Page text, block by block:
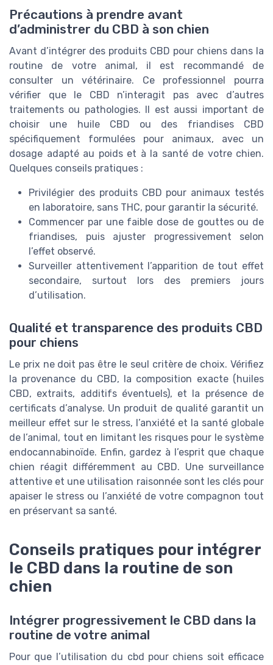
Précautions à prendre avant
d’administrer du CBD à son chien
Avant d’intégrer des produits CBD pour chiens dans la
routine de votre animal, il est recommandé de
consulter un vétérinaire. Ce professionnel pourra
vérifier que le CBD n’interagit pas avec d’autres
traitements ou pathologies. Il est aussi important de
choisir une huile CBD ou des friandises CBD
spécifiquement formulées pour animaux, avec un
dosage adapté au poids et à la santé de votre chien.
Quelques conseils pratiques :
Privilégier des produits CBD pour animaux testés
en laboratoire, sans THC, pour garantir la sécurité.
Commencer par une faible dose de gouttes ou de
friandises, puis ajuster progressivement selon
l’effet observé.
Surveiller attentivement l’apparition de tout effet
secondaire, surtout lors des premiers jours
d’utilisation.
Qualité et transparence des produits CBD
pour chiens
Le prix ne doit pas être le seul critère de choix. Vérifiez
la provenance du CBD, la composition exacte (huiles
CBD, extraits, additifs éventuels), et la présence de
certificats d’analyse. Un produit de qualité garantit un
meilleur effet sur le stress, l’anxiété et la santé globale
de l’animal, tout en limitant les risques pour le système
endocannabinoïde. Enfin, gardez à l’esprit que chaque
chien réagit différemment au CBD. Une surveillance
attentive et une utilisation raisonnée sont les clés pour
apaiser le stress ou l’anxiété de votre compagnon tout
en préservant sa santé.
Conseils pratiques pour intégrer
le CBD dans la routine de son
chien
Intégrer progressivement le CBD dans la
routine de votre animal
Pour que l’utilisation du cbd pour chiens soit efficace